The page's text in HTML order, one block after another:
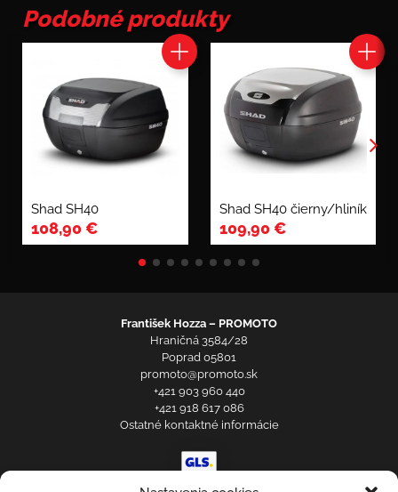
Podobné produkty
Shad SH40
108,90€
Shad SH40 čierny/hliník
109,90€
František Hozza – PROMOTO
Hraničná 3584/28
Poprad 05801
promoto@promoto.sk
+421 903 960 440
+421 918 617 086
Ostatné kontaktné informácie